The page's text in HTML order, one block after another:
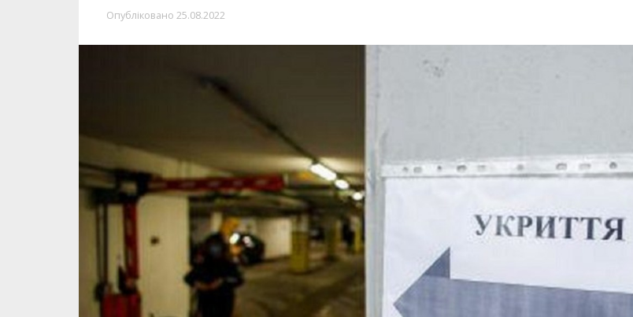
Опубліковано 25.08.2022